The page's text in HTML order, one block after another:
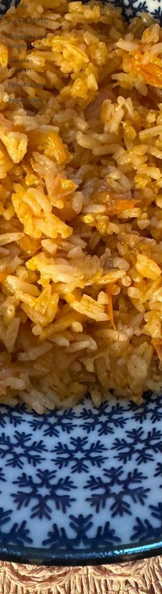
entrée
Articles MTC
Recettes qui
soignent
Viande
Poisson
Pâte Risotto
Végétarien